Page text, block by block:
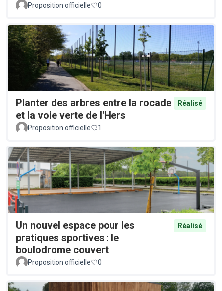
Proposition officielle 0
Planter des arbres entre la rocade
et la voie verte de l'Hers
Réalisé
Proposition officielle 1
Un nouvel espace pour les
pratiques sportives : le
boulodrome couvert
Réalisé
Proposition officielle 0